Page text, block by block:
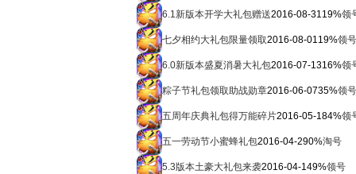
6.1新版本开学大礼包赠送2016-08-3119%领
七夕相约大礼包限量领取2016-08-0119%领号
6.0新版本盛夏消暑大礼包2016-07-1316%领
粽子节礼包领取助战勋章2016-06-0735%领号
五周年庆典礼包得万能碎片2016-05-184%领
五一劳动节小蜜蜂礼包2016-04-290%淘号
5.3版本土豪大礼包来袭2016-04-149%领号